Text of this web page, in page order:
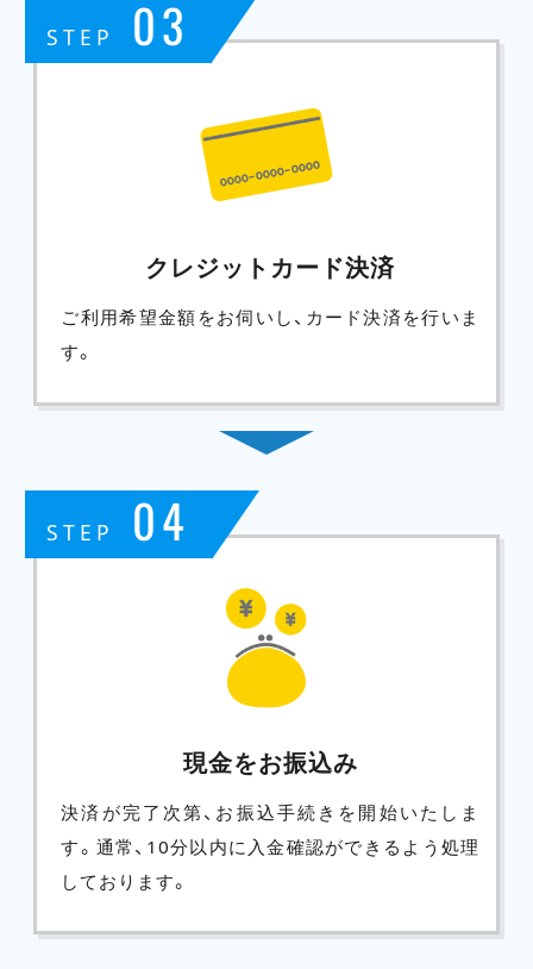
STEP 03
クレジットカード決済
ご利用希望金額をお伺いし、カード決済を行いま
す。
STEP 04
現金をお振込み
決済が完了次第、お振込手続きを開始いたしま
す。通常、10分以内に入金確認ができるよう処理
しております。